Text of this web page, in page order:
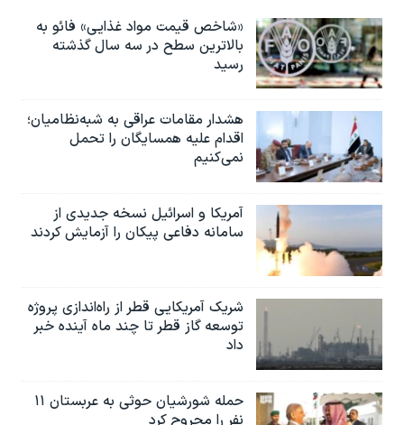
«شاخص قیمت مواد غذایی» فائو به
بالاترین سطح در سه سال گذشته
رسید
هشدار مقامات عراقی به شبه‌نظامیان؛
اقدام علیه همسایگان را تحمل
نمی‌کنیم
آمریکا و اسرائیل نسخه جدیدی از
سامانه دفاعی پیکان را آزمایش کردند
شریک آمریکایی قطر از راه‌اندازی پروژه
توسعه گاز قطر تا چند ماه آینده خبر
داد
حمله شورشیان حوثی به عربستان ۱۱
نفر را مجروح کرد